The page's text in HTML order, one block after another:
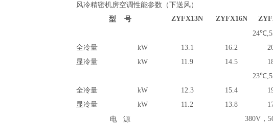
风冷精密机房空调性能参数（下送风）
型 号 ZYFX13N ZYFX16N
24℃,5
全冷量
kW 13.1 16.2
显冷量
kW 11.9 14.5
23℃,
全冷量
kW 12.3 15.4
显冷量
kW 11.2 13.8
电
源
380V，